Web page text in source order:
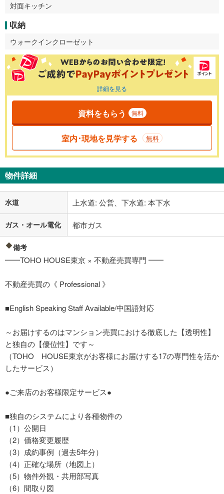
対面キッチン
収納
ウォークインクローゼット
詳細を見る
資料をもらう 無料
室内･現地を見学する 無料
物件詳細
水道 上水道: 公営、下水道: 本下水
ガス・オール電化 都市ガス
備考
━━TOHO HOUSE東京 × 不動産売買専門 ━━
不動産売買の《 Professional 》
■English Speaking Staff Available/中国語対応
～お届けするのはマンション売買における徹底した【透明性】
と独自の【優位性】です～
（TOHO HOUSE東京がお客様にお届けする17の専門性を活か
したサービス）
●ご来店のお客様限定サービス●
■独自のシステムにより各種物件の
（1）公開日
（2）価格変更履歴
（3）成約事例（過去5年分）
（4）正確な場所（地図上）
（5）物件外観・共用部写真
（6）間取り図